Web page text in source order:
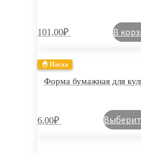
101,00₽ В
🐣 Пасха
Форма бумажная для
6,00₽